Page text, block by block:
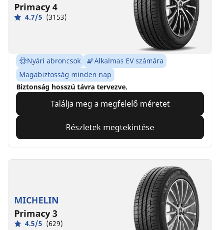
Primacy 4
4.7/5 (3153)
Nyári abroncsok
Alkalmas EV számára
Magabiztosság minden nap
Biztonság hosszú távra tervezve.
Találja meg a megfelelő méretet
Részletek megtekintése
MICHELIN
Primacy 3
4.5/5 (629)